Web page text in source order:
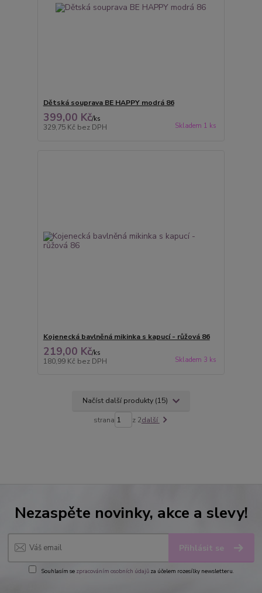
Dětská souprava BE HAPPY modrá 86
399,00 Kč/ks
329,75 Kč bez DPH Skladem 1 ks
Kojenecká bavlněná mikinka s kapucí - růžová 86
219,00 Kč/ks
180,99 Kč bez DPH Skladem 3 ks
Načíst další produkty (15)
strana z 2další
Nezaspěte novinky, akce a slevy!
Přihlásit se
Souhlasím se zpracováním osobních údajůza účelem rozesílky newsletteru.